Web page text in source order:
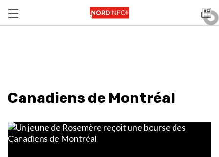
Canadiens de Montréal